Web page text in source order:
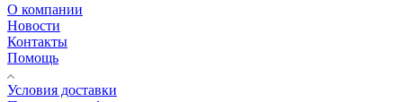
О компании
Новости
Контакты
Помощь
Условия доставки